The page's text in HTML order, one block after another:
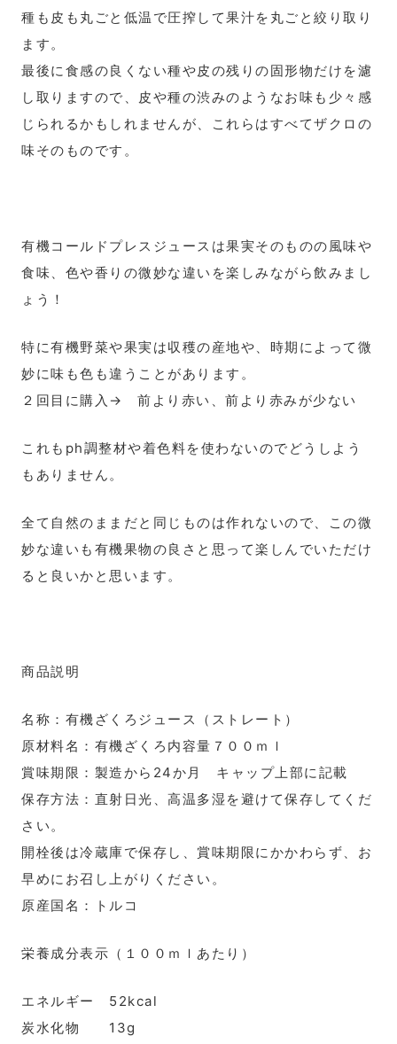
種も皮も丸ごと低温で圧搾して果汁を丸ごと絞り取り
ます。
最後に食感の良くない種や皮の残りの固形物だけを濾
し取りますので、皮や種の渋みのようなお味も少々感
じられるかもしれませんが、これらはすべてザクロの
味そのものです。
有機コールドプレスジュースは果実そのものの風味や
食味、色や香りの微妙な違いを楽しみながら飲みまし
ょう！
特に有機野菜や果実は収穫の産地や、時期によって微
妙に味も色も違うことがあります。
２回目に購入→ 前より赤い、前より赤みが少ない
これもph調整材や着色料を使わないのでどうしよう
もありません。
全て自然のままだと同じものは作れないので、この微
妙な違いも有機果物の良さと思って楽しんでいただけ
ると良いかと思います。
商品説明
名称：有機ざくろジュース（ストレート）
原材料名：有機ざくろ内容量７００ｍｌ
賞味期限：製造から24か月 キャップ上部に記載
保存方法：直射日光、高温多湿を避けて保存してくだ
さい。
開栓後は冷蔵庫で保存し、賞味期限にかかわらず、お
早めにお召し上がりください。
原産国名：トルコ
栄養成分表示（１００ｍｌあたり）
エネルギー 52kcal
炭水化物 13g